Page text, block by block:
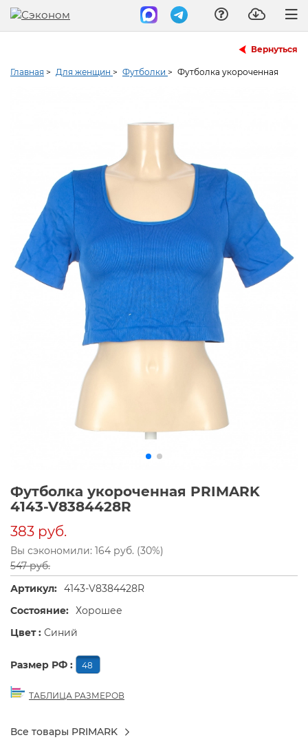
Вернуться
Главная > Для женщин > Футболки > Футболка укороченная
Футболка укороченная PRIMARK
4143-V8384428R
383 руб.
Вы сэкономили: 164 руб. (30%)
547 руб.
Артикул: 4143-V8384428R
Состояние: Хорошее
Цвет : Синий
Размер РФ : 48
ТАБЛИЦА РАЗМЕРОВ
Все товары PRIMARK